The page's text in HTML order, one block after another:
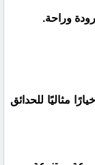
وراحة.
مثاليًا للحدائق